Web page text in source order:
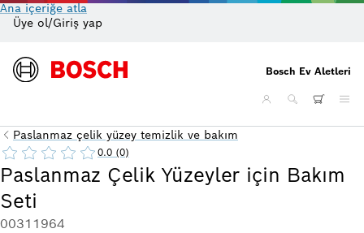
Ana içeriğe atla
Üye ol/Giriş yap
Bosch Ev Aletleri
Paslanmaz çelik yüzey temizlik ve bakım
Paslanmaz Çelik Yüzeyler için Bakım
Seti
00311964
0.0 (0)